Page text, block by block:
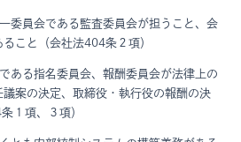
委員会である監査委員会が担うこと、会
こと（会社法404条２項）
ある指名委員会、報酬委員会が法律上の
案の決定、取締役・執行役の報酬の決
１項、３項）